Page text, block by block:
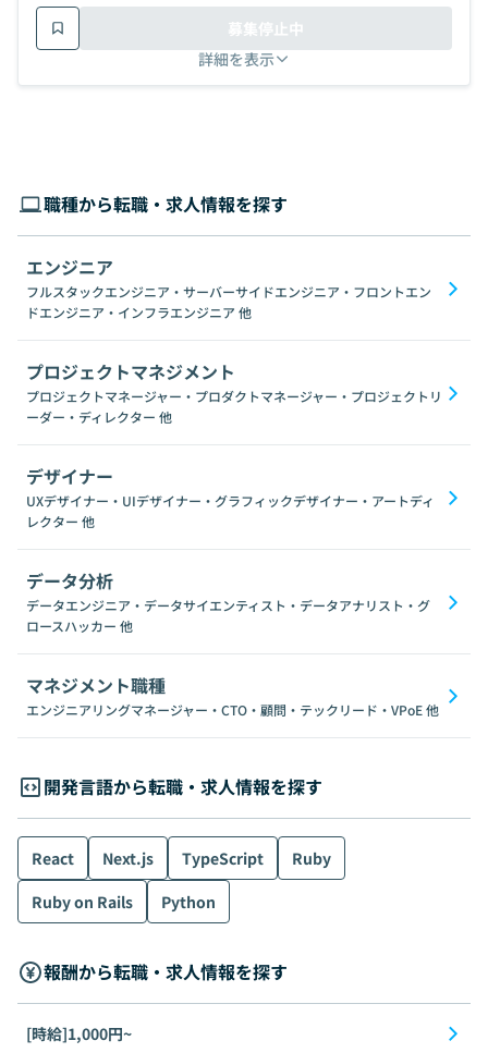
詳細を表示
募集停止中
職種から転職・求人情報を探す
エンジニア
フルスタックエンジニア・サーバーサイドエンジニア・フロントエン
ドエンジニア・インフラエンジニア 他
プロジェクトマネジメント
プロジェクトマネージャー・プロダクトマネージャー・プロジェクトリ
ーダー・ディレクター 他
デザイナー
UXデザイナー・UIデザイナー・グラフィックデザイナー・アートディ
レクター 他
データ分析
データエンジニア・データサイエンティスト・データアナリスト・グ
ロースハッカー 他
マネジメント職種
エンジニアリングマネージャー・CTO・顧問・テックリード・VPoE他
開発言語から転職・求人情報を探す
React Next.js TypeScript
Ruby
Ruby on Rails
Python
報酬から転職・求人情報を探す
[時給]1,000円~